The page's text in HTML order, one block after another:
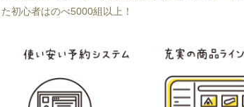
初心者はのべ5000組以上！